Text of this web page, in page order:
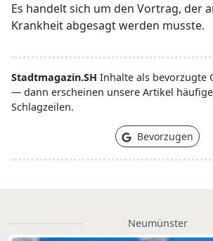
Es handelt sich um den Vortrag, der
Krankheit abgesagt werden musste.
Stadtmagazin.SH Inhalte als bevorzugte
— dann erscheinen unsere Artikel
Schlagzeilen.
Bevorzugen
Neumünster